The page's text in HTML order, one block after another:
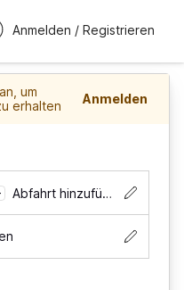
Anmelden / Registrieren
um
erhalten
Anmelden
Abfahrt hinzufügen